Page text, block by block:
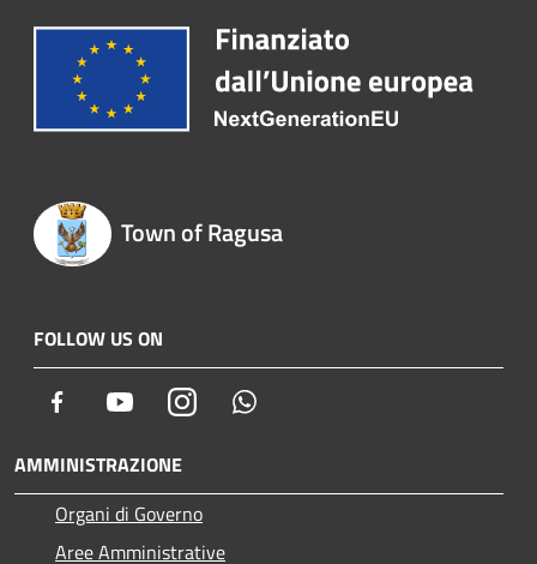
Town of Ragusa
FOLLOW US ON
Facebook YoutubeInstagram
AMMINISTRAZIONE
Organi di Governo
Aree Amministrative